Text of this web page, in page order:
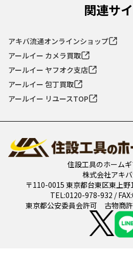
関連サ
アキバ流通オンラインショップ
アールイー カメラ買取
アールイー ヤフオク支店
アールイー 包丁買取
アールイー リユースTOP
住設工具のホーム
株式会社アキ
〒110-0015 東京都台東区東上
TEL:0120-978-932 /
東京都公安委員会許可 古物商